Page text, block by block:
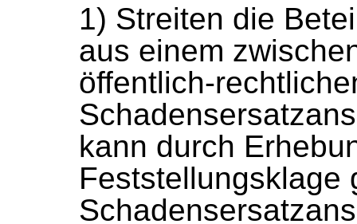
1) Streiten die
aus einem
öffentlich-
kann durch
Feststellungsklage